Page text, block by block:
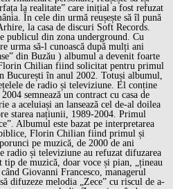
la realitate” care inițial a fost refuzat
În cele din urmă reușește să îl pună
la casa de discuri Soft Records.
publicul din zona underground. Cu
urma să-l cunoască după mulți ani
din Buzău ) albumul a devenit foarte
Chilian fiind solicitat pentru primul
București în anul 2002. Totuși albumul,
de radio și televiziune. El conține
semnează un contract cu casa de
a aceluiași an lansează cel de-al doilea
starea națiunii, 1989-2004. Primul
Albumul este bazat pe interpretarea
Florin Chilian fiind primul și
pe muzică, de 2000 de ani
radio și televiziune au refuzat difuzarea
tip de muzică, doar voce și pian, „țineau
Giovanni Francesco, managerul
difuzeze melodia „Zece” cu riscul de a-